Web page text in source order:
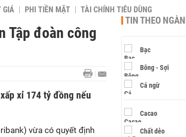
GIÁ PHI TIỀN MẶT TÀI CHÍNH TIÊU DÙNG
Tập đoàn công
xỉ 174 tỷ đồng nếu
vừa có quyết định
TIN THEO
Bạc
Bông - Sợi
Cá ngừ
Cacao
Chất dẻo